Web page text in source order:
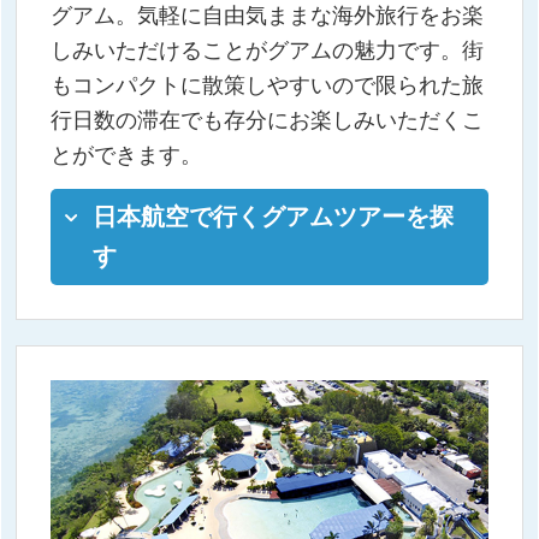
グアム。気軽に自由気ままな海外旅行をお楽
しみいただけることがグアムの魅力です。街
もコンパクトに散策しやすいので限られた旅
行日数の滞在でも存分にお楽しみいただくこ
とができます。
日本航空で行くグアムツアーを探
す